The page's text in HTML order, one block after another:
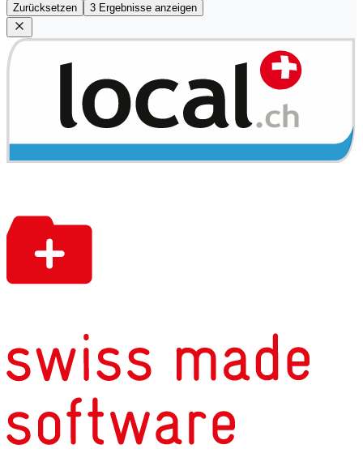
Zurücksetzen 3 Ergebnisse anzeigen